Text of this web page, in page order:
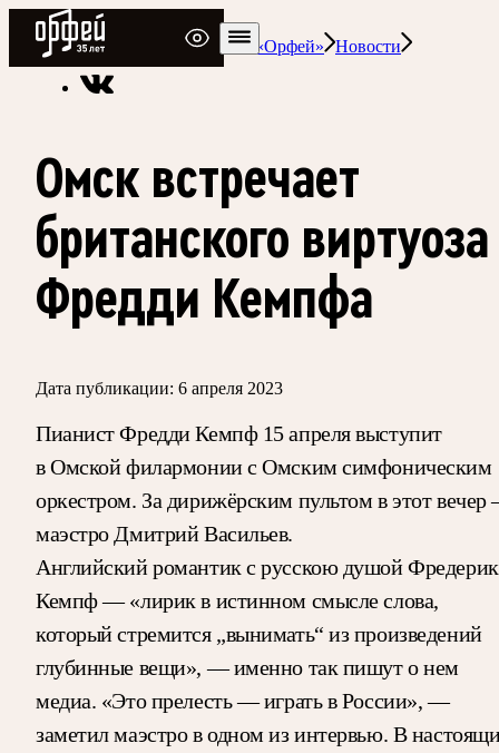
Радио Орфей
Радио классической музыки «Орфей»
Новости
Омск встречает
британского виртуоза
Фредди Кемпфа
Дата публикации: 6 апреля 2023
Пианист Фредди Кемпф 15 апреля выступит
в Омской филармонии с Омским симфоническим
оркестром. За дирижёрским пультом в этот
маэстро Дмитрий Васильев.
Английский романтик с русскою душой Фредерик
Кемпф — «лирик в истинном смысле слова,
который стремится „вынимать“ из произведений
глубинные вещи», — именно так пишут о нем
медиа. «Это прелесть — играть в России», —
заметил маэстро в одном из интервью. В